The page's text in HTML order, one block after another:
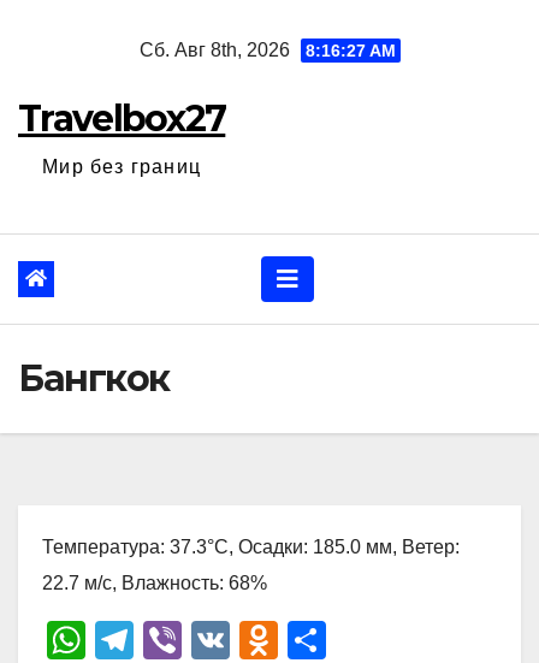
Сб. Авг 8th, 2026 8:16:28 AM
Travelbox27
Мир без границ
Бангкок
Температура: 37.3°C, Осадки: 185.0 мм, Ветер:
22.7 м/с, Влажность: 68%
W
T
Vi
V
O